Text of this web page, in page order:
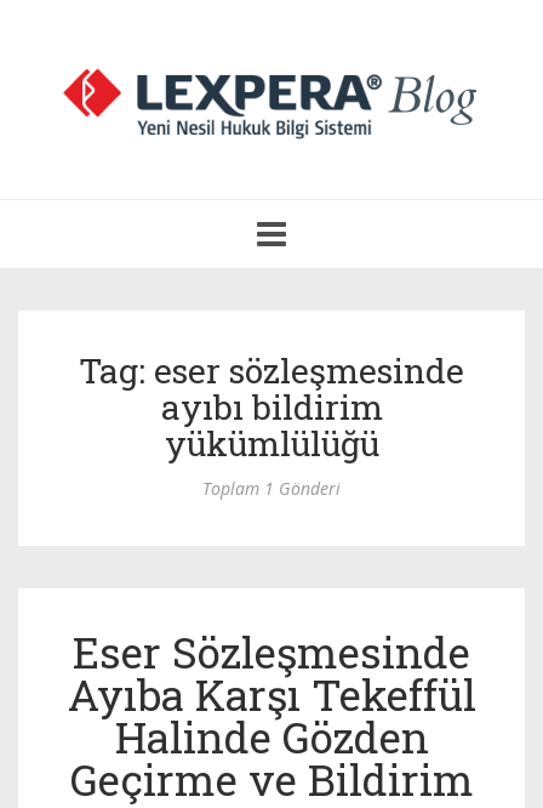
Aç
Tag: eser sözleşmesinde
ayıbı bildirim
yükümlülüğü
Toplam 1 Gönderi
Eser Sözleşmesinde
Ayıba Karşı Tekeffül
Halinde Gözden
Geçirme ve Bildirim